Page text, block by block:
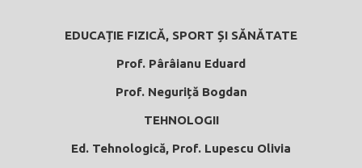
EDUCAȚIE FIZICĂ, SPORT ȘI SĂNĂTATE
Prof. Pârâianu Eduard
Prof. Neguriță Bogdan
TEHNOLOGII
Ed. Tehnologică, Prof. Lupescu Olivia